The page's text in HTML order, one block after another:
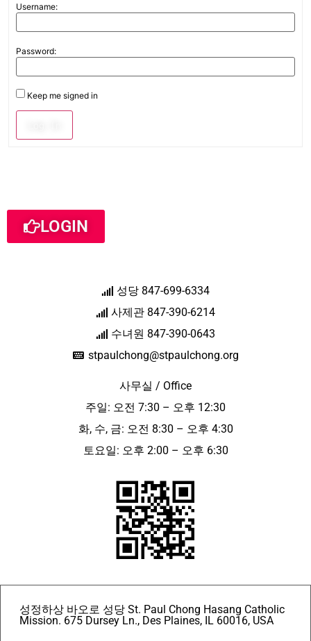
Username:
Password:
Keep me signed in
LOGIN
성당 847-699-6334
사제관 847-390-6214
수녀원 847-390-0643
stpaulchong@stpaulchong.org
사무실 / Office
주일: 오전 7:30 – 오후 12:30
화, 수, 금: 오전 8:30 – 오후 4:30
토요일: 오후 2:00 – 오후 6:30
성정하상 바오로 성당 St. Paul Chong Hasang Catholic
Mission. 675 Dursey Ln., Des Plaines, IL 60016, USA